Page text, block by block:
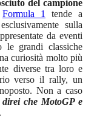
del campione
Formula 1
tende a
sulla
da eventi
grandi classiche
curiosità molto più
diverse tra loro e
verso il rally, un
Non a caso
che MotoGP e